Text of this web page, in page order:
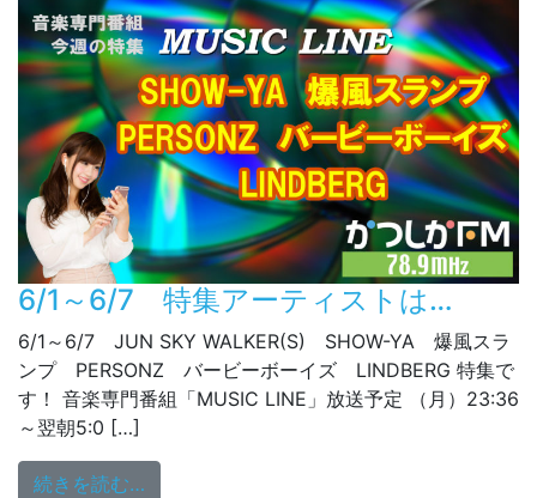
6/1～6/7 特集アーティストは…
6/1～6/7 JUN SKY WALKER(S) SHOW-YA 爆風スラ
ンプ PERSONZ バービーボーイズ LINDBERG 特集で
す！ 音楽専門番組「MUSIC LINE」放送予定 （月）23:36
～翌朝5:0 […]
続きを読む…